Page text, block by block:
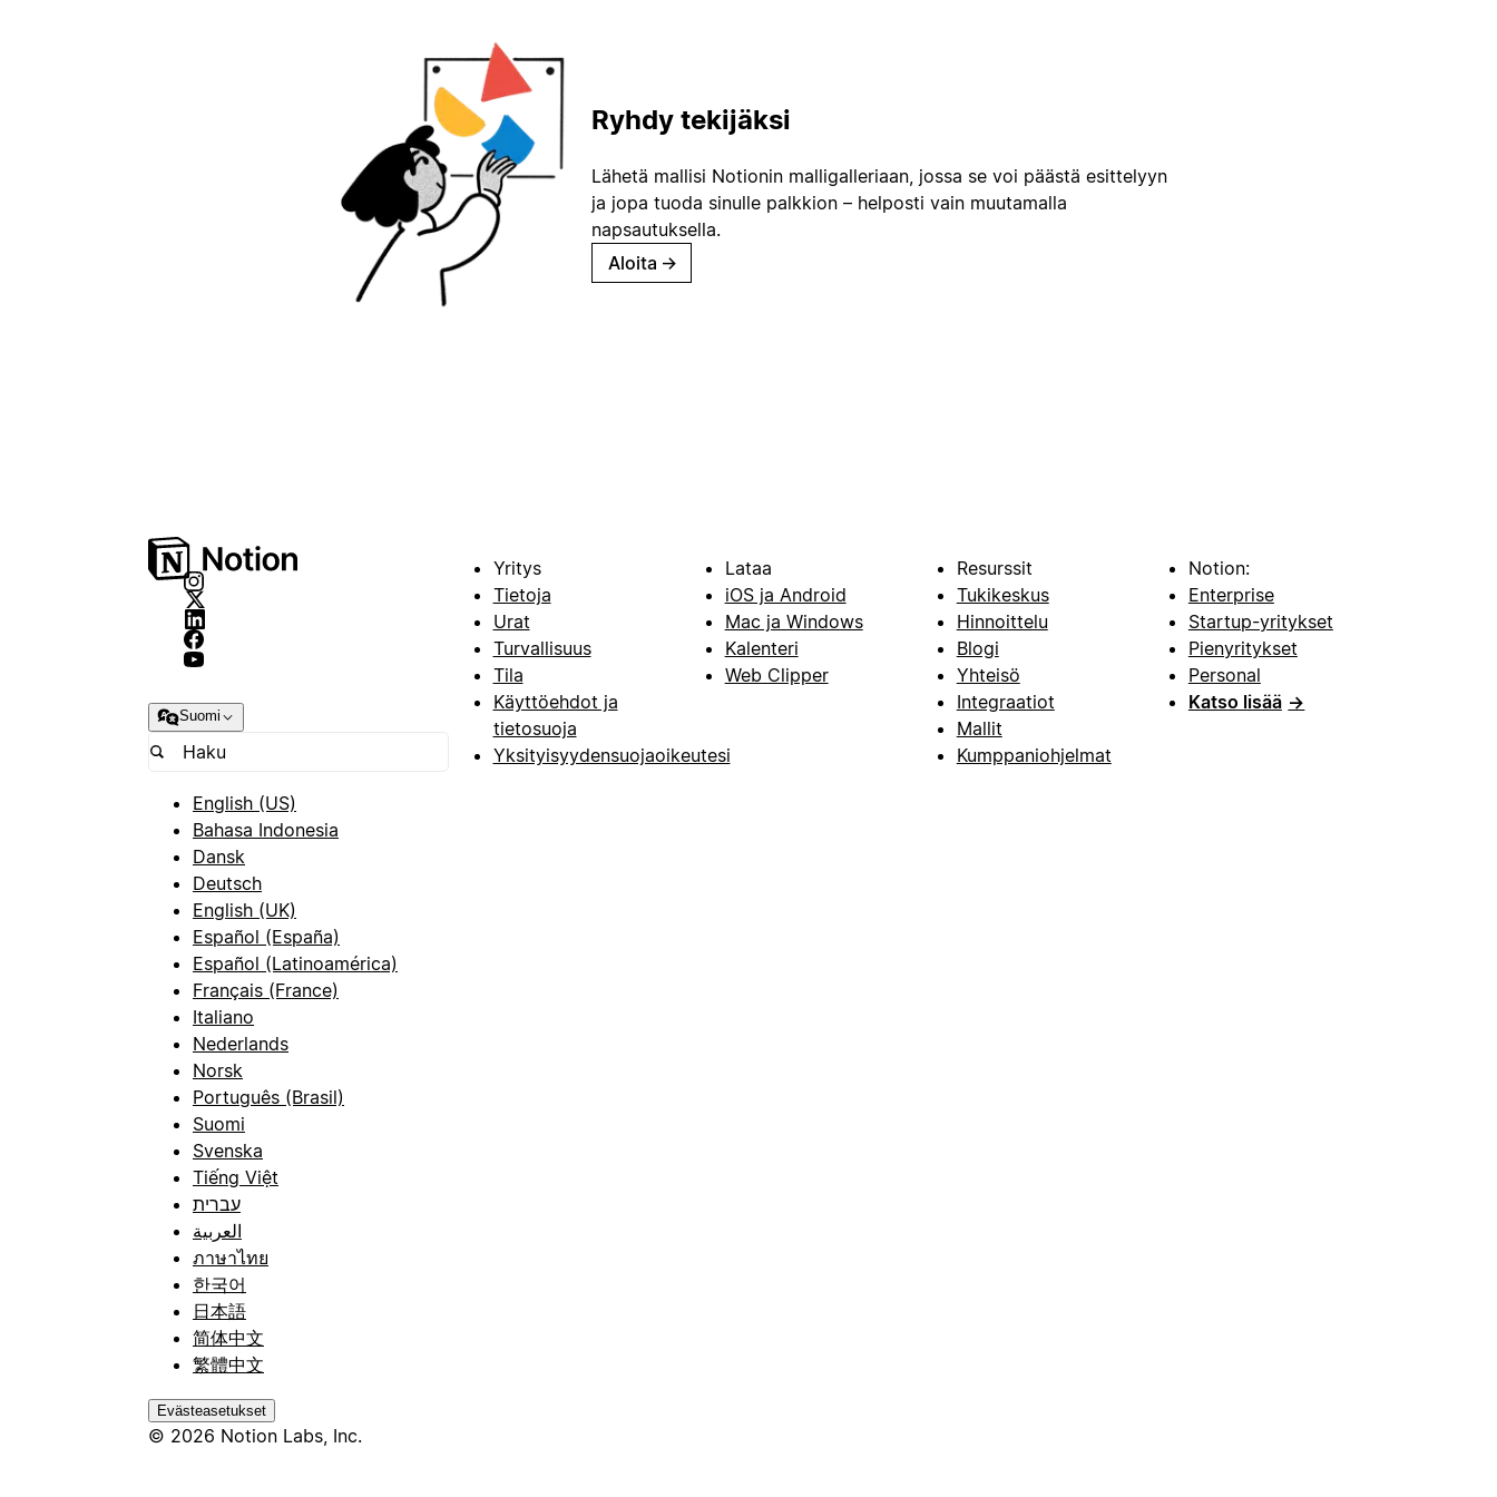
Ryhdy tekijäksi
Lähetä mallisi Notionin malligalleriaan, jossa se voi päästä esittelyyn
ja jopa tuoda sinulle palkkion – helposti vain muutamalla
napsautuksella.
Aloita →
Suomi
English (US)
Bahasa Indonesia
Dansk
Deutsch
English (UK)
Español (España)
Español (Latinoamérica)
Français (France)
Italiano
Nederlands
Norsk
Português (Brasil)
Suomi
Svenska
Tiếng Việt
עברית
العربية
ภาษาไทย
한국어
日本語
简体中文
繁體中文
Evästeasetukset
© 2026 Notion Labs, Inc.
Yritys
Tietoja
Urat
Turvallisuus
Tila
Käyttöehdot ja
tietosuoja
Yksityisyydensuojaoikeutesi
Lataa
iOS ja Android
Mac ja Windows
Kalenteri
Web Clipper
Resurssit
Tukikeskus
Hinnoittelu
Blogi
Yhteisö
Integraatiot
Mallit
Kumppaniohjelmat
Notion:
Enterprise
Startup-yritykset
Pienyritykset
Personal
Katso lisää →